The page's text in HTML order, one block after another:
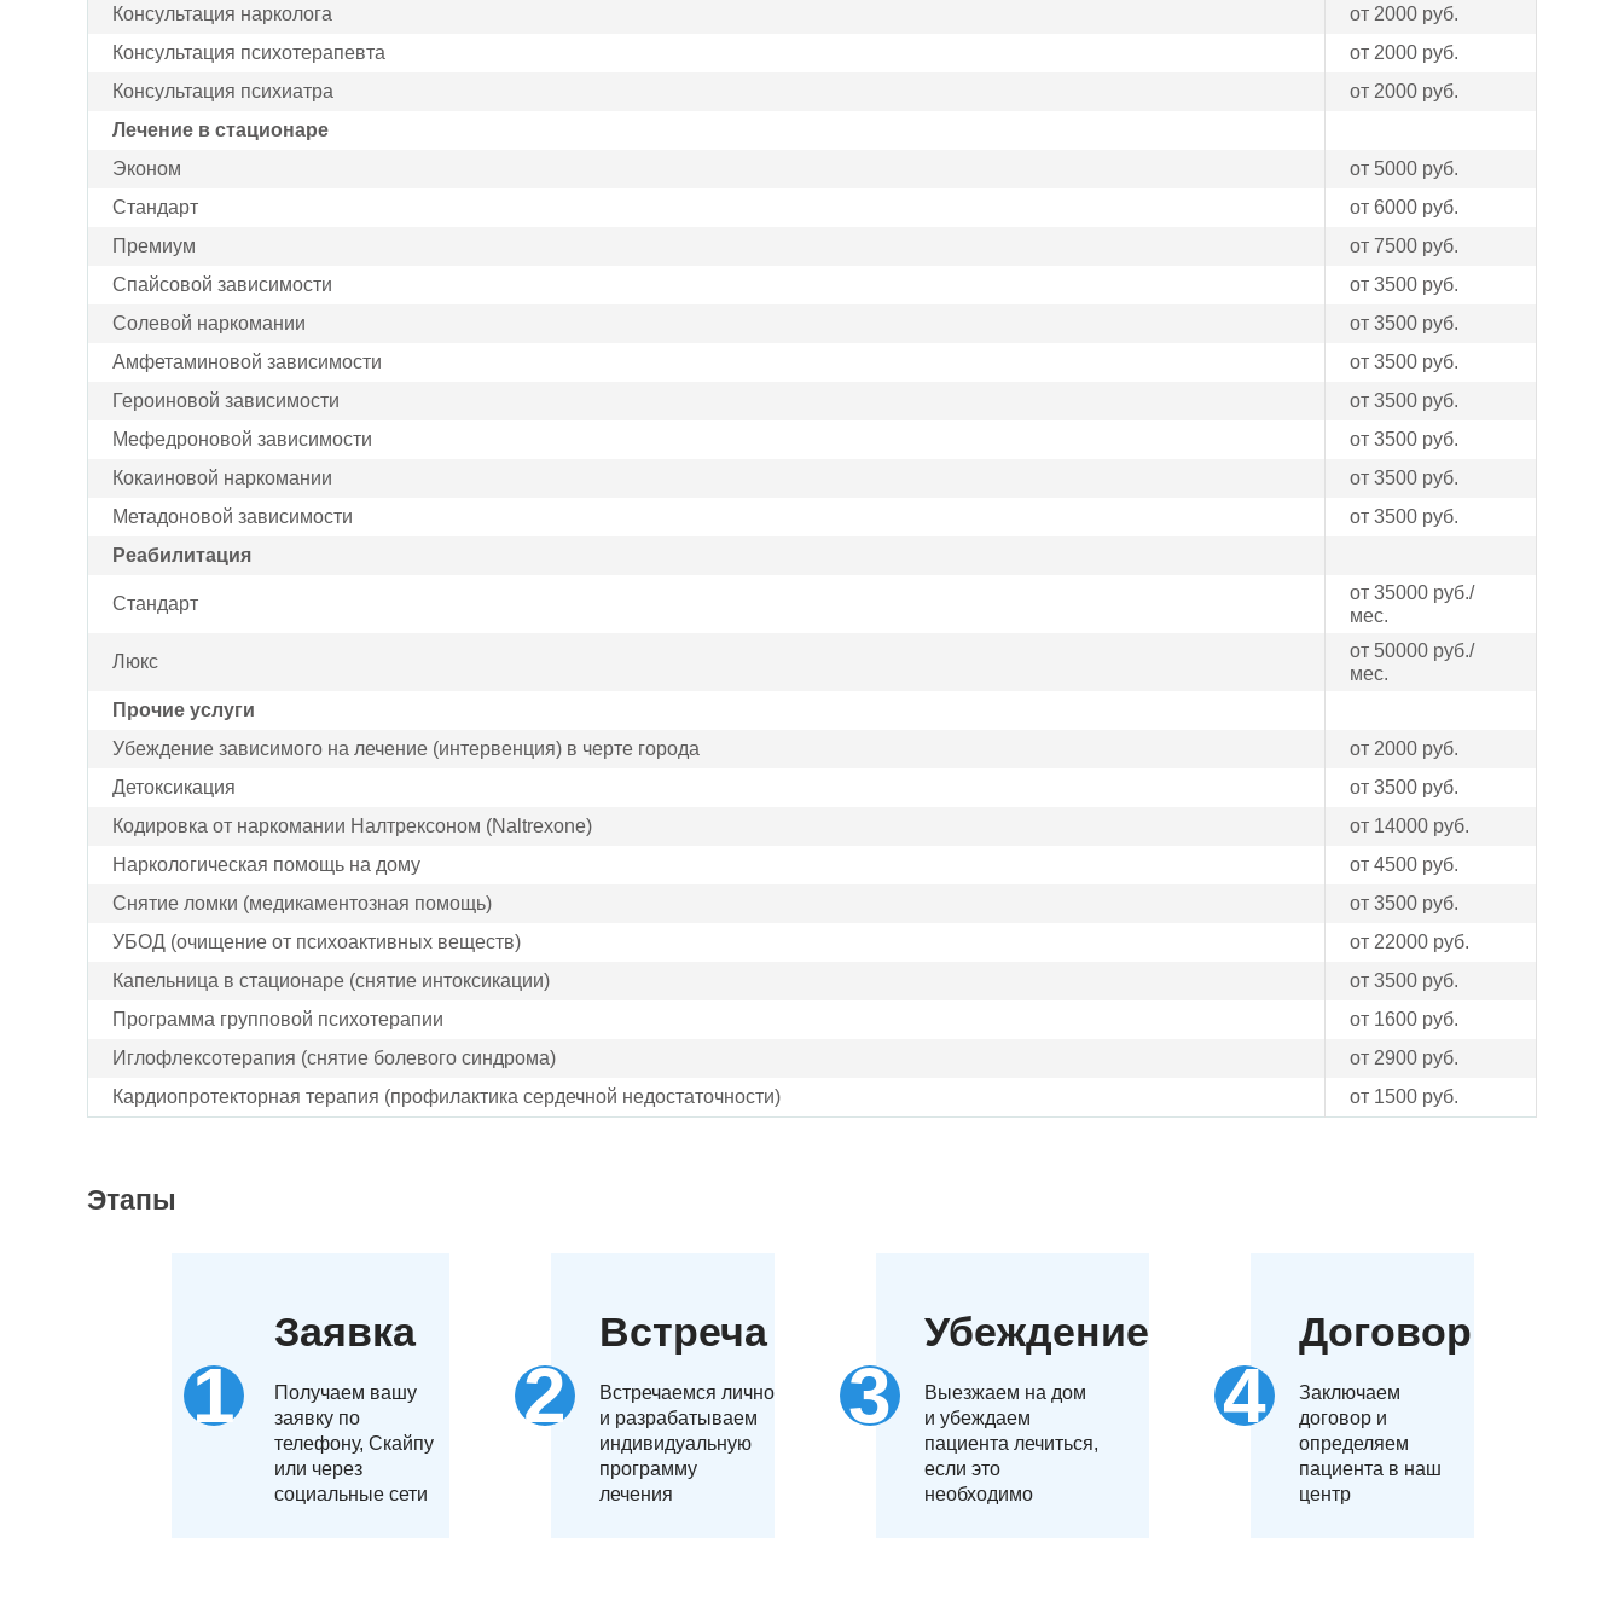
Консультация нарколога
от 2000 руб.
Консультация психотерапевта
от 2000 руб.
Консультация психиатра
от 2000 руб.
Лечение в стационаре
Эконом
от 5000 руб.
Стандарт
от 6000 руб.
Премиум
от 7500 руб.
Спайсовой зависимости
от 3500 руб.
Солевой наркомании
от 3500 руб.
Амфетаминовой зависимости
от 3500 руб.
Героиновой зависимости
от 3500 руб.
Мефедроновой зависимости
от 3500 руб.
Кокаиновой наркомании
от 3500 руб.
Метадоновой зависимости
от 3500 руб.
Реабилитация
Стандарт
от 35000 руб./
мес.
Люкс
от 50000 руб./
мес.
Прочие услуги
Убеждение зависимого на лечение (интервенция) в черте города
от 2000 руб.
Детоксикация
от 3500 руб.
Кодировка от наркомании Налтрексоном (Naltrexone)
от 14000 руб.
Наркологическая помощь на дому
от 4500 руб.
Снятие ломки (медикаментозная помощь)
от 3500 руб.
УБОД (очищение от психоактивных веществ)
от 22000 руб.
Капельница в стационаре (снятие интоксикации)
от 3500 руб.
Программа групповой психотерапии
от 1600 руб.
Иглофлексотерапия (снятие болевого синдрома)
от 2900 руб.
Кардиопротекторная терапия (профилактика сердечной недостаточности)
от 1500 руб.
Этапы
Заявка
Получаем вашу
заявку по
телефону, Скайпу
или через
социальные сети
Встреча
Встречаемся лично
и разрабатываем
индивидуальную
программу
лечения
Убеждение
Выезжаем на дом
и убеждаем
пациента лечиться,
если это
необходимо
Договор
Заключаем
договор и
определяем
пациента в наш
центр